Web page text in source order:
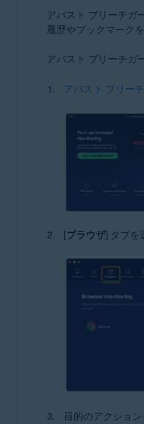
アバスト ブリーチガ
履歴やブックマーク
アバスト ブリーチガ
アバスト ブリー
[ブラウザ] タブを
目的のアクション